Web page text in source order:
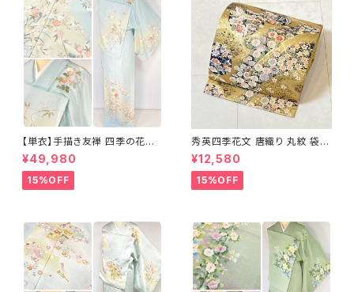
【単衣】手描き友禅 四季の花々
正絹 訪問着 水色 黄緑 白 パス
テルカラー 1431
¥49,980
15%OFF
秀英四季花文 唐織り 丸紋 袋帯
正絹 金糸 ゴールド 紺 ピンク 7
05
¥12,580
15%OFF